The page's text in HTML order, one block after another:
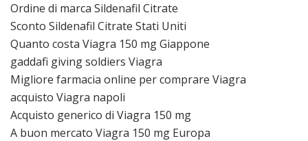
Ordine di marca Sildenafil Citrate
Sconto Sildenafil Citrate Stati Uniti
Quanto costa Viagra 150 mg Giappone
gaddafi giving soldiers Viagra
Migliore farmacia online per comprare Viagra
acquisto Viagra napoli
Acquisto generico di Viagra 150 mg
A buon mercato Viagra 150 mg Europa